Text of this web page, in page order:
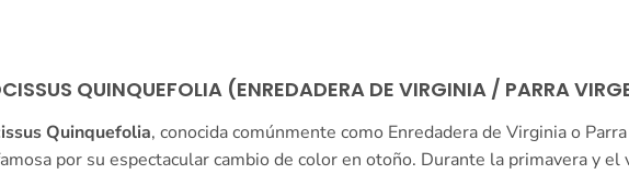
QUINQUEFOLIA (ENREDADERA DE VIRGINIA / PARRA
Quinquefolia, conocida comúnmente como Enredadera de Virginia o
por su espectacular cambio de color en otoño. Durante la primavera y